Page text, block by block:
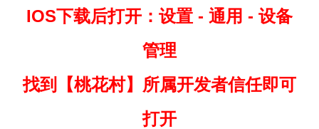
IOS下载后打开：设置 - 通用 - 设备
管理
找到
【桃花村】所属开发者信任即可
打开